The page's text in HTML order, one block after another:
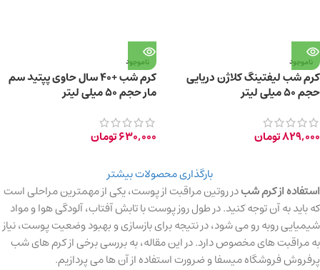
ناموجود
کرم شب لیفتینگ کلاژن دریایی
حجم ۵۰ میلی لیتر
829,000تومان
ناموجود
کرم شب +40 سال حاوی پپتید سم
مار حجم ۵۰ میلی لیتر
630,000تومان
بارگذاری محصولات بیشتر
استفاده از کرم شبدر روتین مراقبت از پوست، یکی از مهمترین مراحلی است
که باید به آن توجه کنید. در طول روز پوست با تابش آفتاب، آلودگی هوا و مواد
شیمیایی روبه رو می شود، در نتیجه برای بازسازی و بهبود وضعیت پوست، نیاز
به مراقبت های مخصوص دارد. در این مقاله، به بررسی برخی از کرم های شب
پرفروش فروشگاه میسفا و ضرورت استفاده از آن ها می پردازیم.